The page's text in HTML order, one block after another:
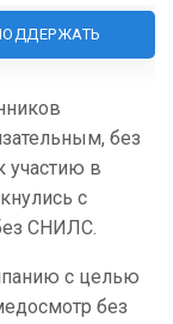
без
участию в
с
СНИЛС.
с целью
без